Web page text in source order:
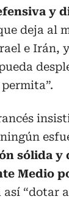
y
deja al
e Irán,
sólida y
Medio
así “dotar